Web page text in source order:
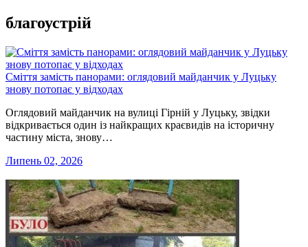
благоустрій
Сміття замість панорами: оглядовий майданчик у Луцьку
знову потопає у відходах
Оглядовий майданчик на вулиці Гірній у Луцьку, звідки
відкривається один із найкращих краєвидів на історичну
частину міста, знову…
Липень 02, 2026